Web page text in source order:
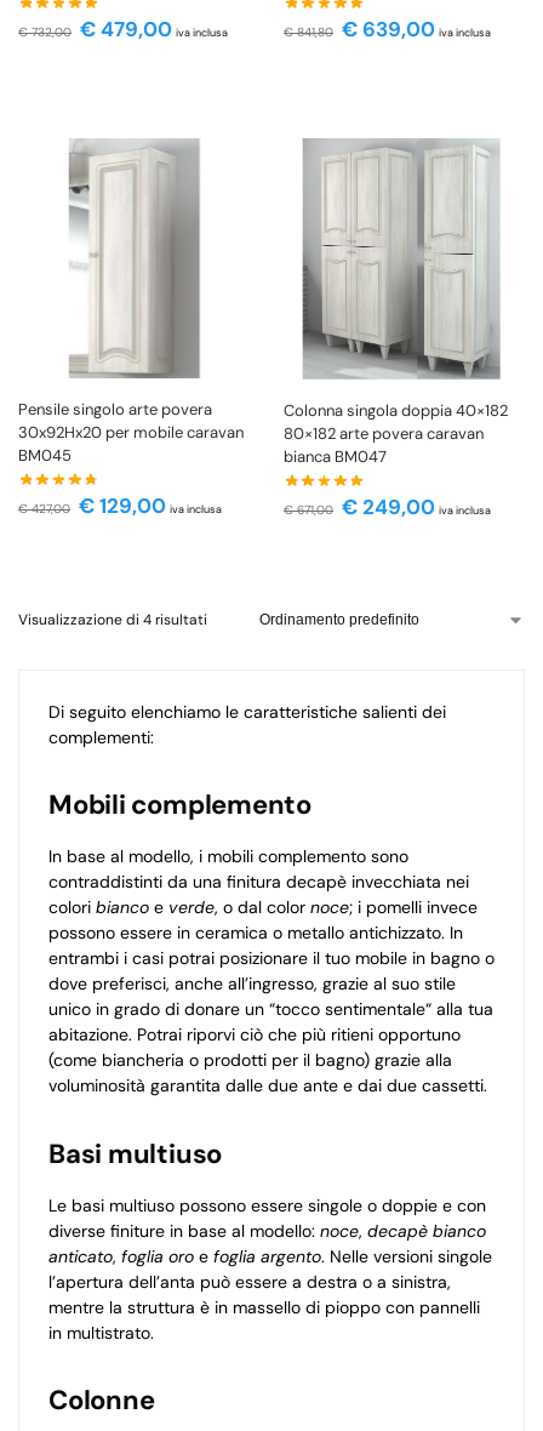
€732,00 €479,00 iva inclusa €841,80 €639,00 iva inclusa
Pensile singolo arte povera
30x92Hx20 per mobile caravan
BM045
€427,00 €129,00 iva inclusa
Colonna singola doppia 40×182
80×182 arte povera caravan
bianca BM047
€671,00 €249,00 iva inclusa
Visualizzazione di 4 risultati
Di seguito elenchiamo le caratteristiche salienti dei
complementi:
Mobili complemento
In base al modello, i mobili complemento sono
contraddistinti da una finitura decapè invecchiata nei
colori bianco e verde, o dal color noce; i pomelli invece
possono essere in ceramica o metallo antichizzato. In
entrambi i casi potrai posizionare il tuo mobile in bagno o
dove preferisci, anche all’ingresso, grazie al suo stile
unico in grado di donare un “tocco sentimentale“ alla tua
abitazione. Potrai riporvi ciò che più ritieni opportuno
(come biancheria o prodotti per il bagno) grazie alla
voluminosità garantita dalle due ante e dai due cassetti.
Basi multiuso
Le basi multiuso possono essere singole o doppie e con
diverse finiture in base al modello: noce, decapè bianco
anticato, foglia oro e foglia argento. Nelle versioni singole
l’apertura dell’anta può essere a destra o a sinistra,
mentre la struttura è in massello di pioppo con pannelli
in multistrato.
Colonne